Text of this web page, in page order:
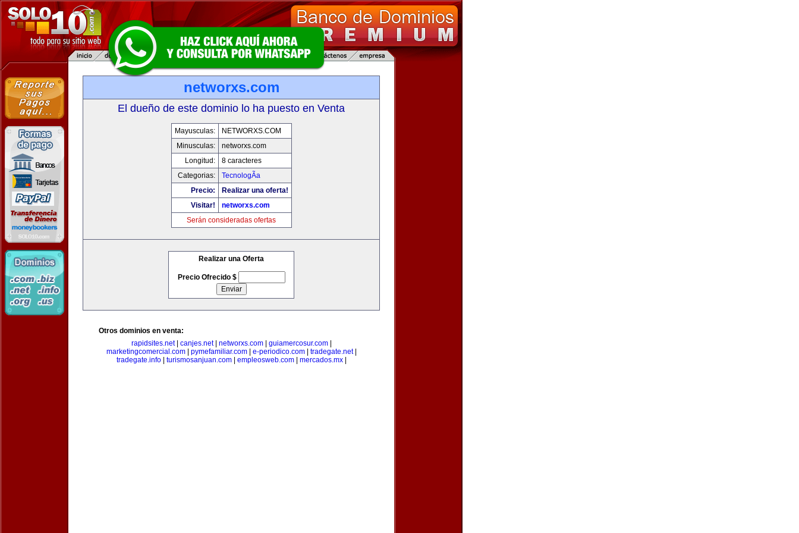
networxs.com
El dueño de este dominio lo ha puesto en Venta
Mayusculas:
NETWORXS.COM
Minusculas:
networxs.com
Longitud:
8 caracteres
Categorias:
TecnologÃ­a
Precio:
Realizar una oferta!
Visitar!
networxs.com
Serán consideradas ofertas
Realizar una Oferta
Precio Ofrecido $
Otros dominios en venta:
rapidsites.net| canjes.net| networxs.com| guiamercosur.com|
marketingcomercial.com| pymefamiliar.com| e-periodico.com| tradegate.net|
tradegate.info| turismosanjuan.com| empleosweb.com| mercados.mx|